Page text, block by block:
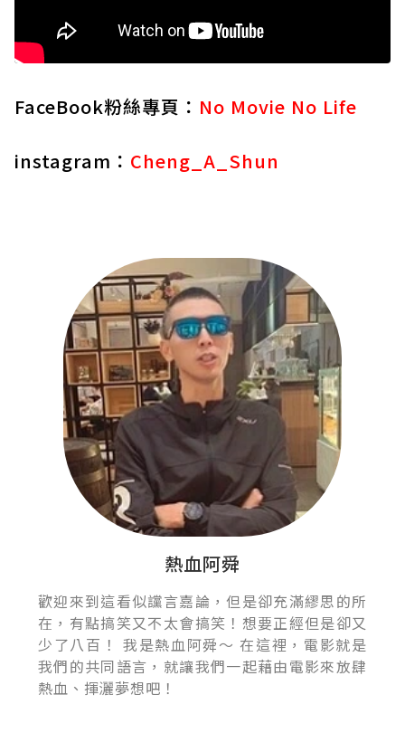
FaceBook粉絲專頁： No Movie No Life
instagram： Cheng_A_Shun
熱血阿舜
歡迎來到這看似讜言嘉論，但是卻充滿繆思的所
在，有點搞笑又不太會搞笑！想要正經但是卻又
少了八百！ 我是熱血阿舜～ 在這裡，電影就是
我們的共同語言，就讓我們一起藉由電影來放肆
熱血、揮灑夢想吧！